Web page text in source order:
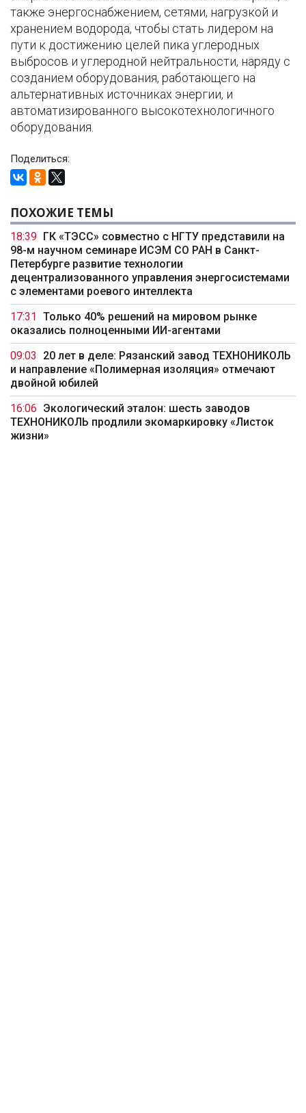
также энергоснабжением, сетями, нагрузкой и
хранением водорода, чтобы стать лидером на
пути к достижению целей пика углеродных
выбросов и углеродной нейтральности, наряду с
созданием оборудования, работающего на
альтернативных источниках энергии, и
автоматизированного высокотехнологичного
оборудования.
Поделиться:
ПОХОЖИЕ ТЕМЫ
18:39
ГК «ТЭСС» совместно с НГТУ представили на
98-м научном семинаре ИСЭМ СО РАН в Санкт-
Петербурге развитие технологии
децентрализованного управления энергосистемами
с элементами роевого интеллекта
17:31
Только 40% решений на мировом рынке
оказались полноценными ИИ-агентами
09:03
20 лет в деле: Рязанский завод ТЕХНОНИКОЛЬ
и направление «Полимерная изоляция» отмечают
двойной юбилей
16:06 Экологический эталон: шесть заводов
ТЕХНОНИКОЛЬ продлили экомаркировку «Листок
жизни»